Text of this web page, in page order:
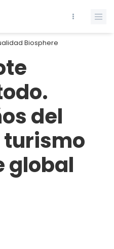
Biosphere
del
turismo
global